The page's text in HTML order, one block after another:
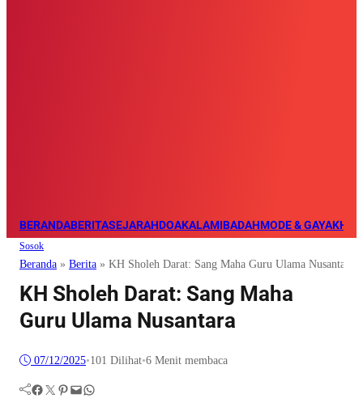
BERANDABERITASEJARAHDOAKALAMIBADAHMODE & GAYA
Sosok
Beranda » Berita » KH Sholeh Darat: Sang Maha Guru Ulama Nusantara
KH Sholeh Darat: Sang Maha
Guru Ulama Nusantara
07/12/2025•101 Dilihat•6 Menit membaca
Facebook Twitter Pinterest Mail WhatsApp